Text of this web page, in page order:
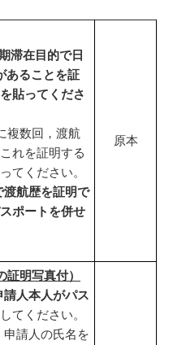
滞在目的で日
あることを証
を貼って くださ
複数回，渡航
れを証明する
てください。
渡航歴を証明で
ポートを併せ
原本
証明写真付）
請人本人がパス
てください。
請人の氏名を